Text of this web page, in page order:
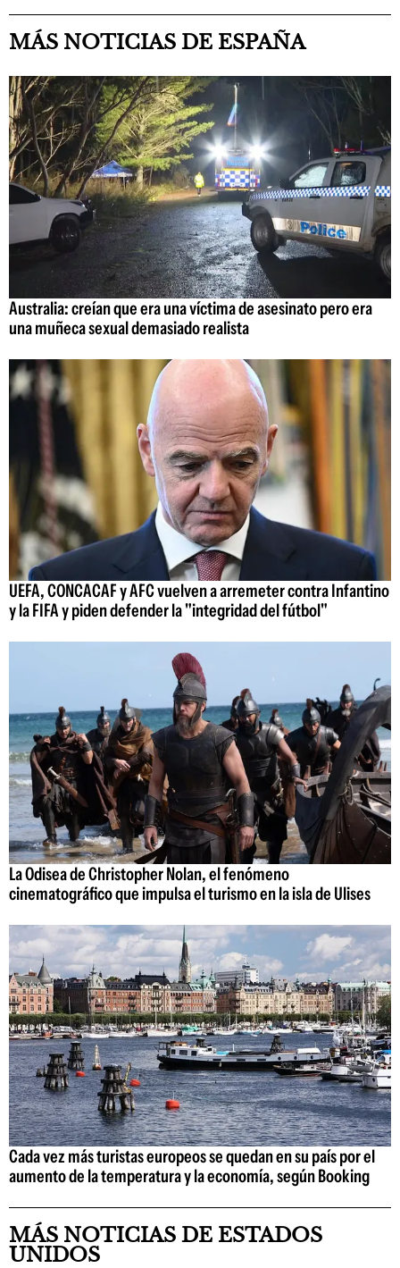
MÁS NOTICIAS DE ESPAÑA
Australia: creían que era una víctima de asesinato pero era
una muñeca sexual demasiado realista
UEFA, CONCACAF y AFC vuelven a arremeter contra Infantino
y la FIFA y piden defender la "integridad del fútbol"
La Odisea de Christopher Nolan, el fenómeno
cinematográfico que impulsa el turismo en la isla de Ulises
Cada vez más turistas europeos se quedan en su país por el
aumento de la temperatura y la economía, según Booking
MÁS NOTICIAS DE ESTADOS
UNIDOS